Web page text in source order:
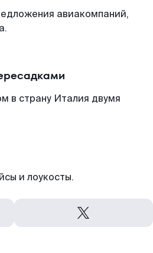
авиакомпаний,
в страну Италия двумя
и лоукосты.